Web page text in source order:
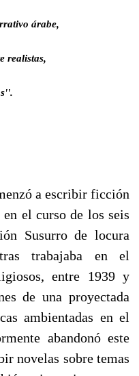
árabe,
realistas,
a escribir ficción
el curso de los seis
Susurro de locura
trabajaba en el
entre 1939 y
de una proyectada
ambientadas en el
abandonó este
novelas sobre temas